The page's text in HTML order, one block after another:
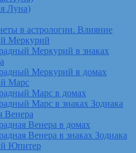
Луна)
в астрологии. Влияние
Меркурий
Меркурий в знаках
Меркурий в домах
Марс
Марс в домах
Марс в знаках Зодиака
Венера
Венера в домах
Венера в знаках Зодиака
Юпитер